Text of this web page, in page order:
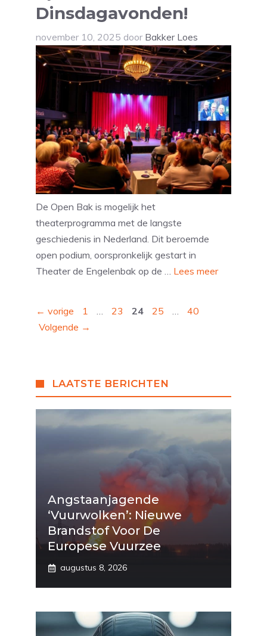
Dinsdagavonden!
november 10, 2025 door Bakker Loes
De Open Bak is mogelijk het
theaterprogramma met de langste
geschiedenis in Nederland. Dit beroemde
open podium, oorspronkelijk gestart in
Theater de Engelenbak op de … Lees meer
← vorige Pagina
1 … Pagina
23 Pagina
24 Pagina
25 … Pagina
40
Volgende →
LAATSTE BERICHTEN
Angstaanjagende
‘vuurwolken’: Nieuwe
Brandstof Voor De
Europese Vuurzee
augustus 8, 2026